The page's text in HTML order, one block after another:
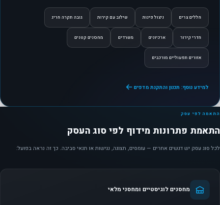
חללים צרים ניצול פינות שילוב עם קירות גובה תקרה חריג
חדרי קירור ארכיונים משרדים מחסנים קטנים
אזורים תפעוליים מורכבים
למידע נוסף: תכנון והתקנת מדפים
התאמה לפי עסק
התאמת פתרונות מידוף לפי סוג העסק
לכל סוג עסק יש דגשים אחרים — עומסים, תצוגה, נגישות או תנאי סביבה. כך זה נראה בפועל:
מחסנים לוגיסטיים ומחסני מלאי